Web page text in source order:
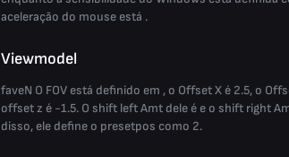
aceleração do mouse está .
Viewmodel
faveN O FOV está definido em , o Offset X é 2.5, o
offset z é -1.5. O shift left Amt dele é e o shift right
disso, ele define o presetpos como 2.